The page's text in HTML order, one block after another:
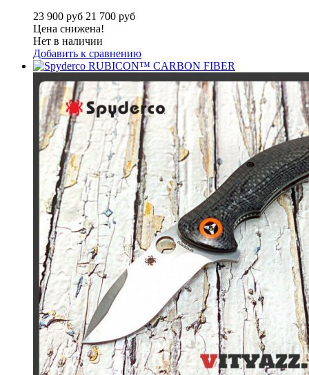
23 900 руб 21 700 руб
Цена снижена!
Нет в наличии
Добавить к сравнению